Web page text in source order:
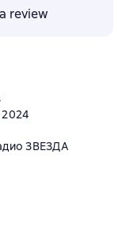
review
ЗВЕЗДА